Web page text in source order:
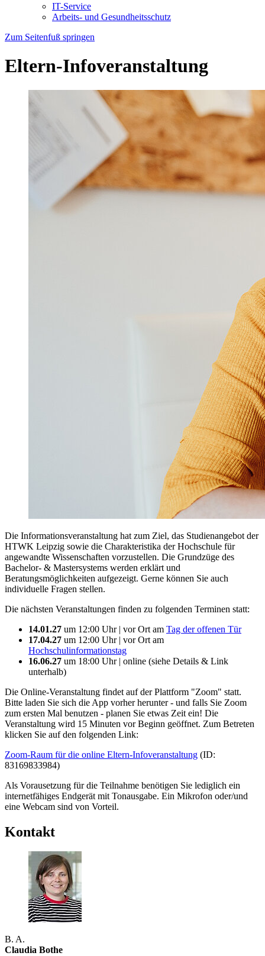
IT-Service
Arbeits- und Gesundheitsschutz
Zum Seitenfuß springen
Eltern-Infoveranstaltung
Die Informationsveranstaltung hat zum Ziel, das Studienangebot der
HTWK Leipzig sowie die Charakteristika der Hochschule für
angewandte Wissenschaften vorzustellen. Die Grundzüge des
Bachelor- & Mastersystems werden erklärt und
Beratungsmöglichkeiten aufgezeigt. Gerne können Sie auch
individuelle Fragen stellen.
Die nächsten Veranstaltungen finden zu folgenden Terminen statt:
14.01.27 um 12:00 Uhr | vor Ort am Tag der offenen Tür
17.04.27 um 12:00 Uhr | vor Ort am
Hochschulinformationstag
16.06.27 um 18:00 Uhr | online (siehe Details & Link
unterhalb)
Die Online-Veranstaltung findet auf der Plattform "Zoom" statt.
Bitte laden Sie sich die App vorher herunter - und falls Sie Zoom
zum ersten Mal benutzen - planen Sie etwas Zeit ein! Die
Veranstaltung wird 15 Minuten vor Beginn geöffnet. Zum Betreten
klicken Sie auf den folgenden Link:
Zoom-Raum für die online Eltern-Infoveranstaltung (ID:
83169833984)
Als Vorausetzung für die Teilnahme benötigen Sie lediglich ein
internetfähiges Endgerät mit Tonausgabe. Ein Mikrofon oder/und
eine Webcam sind von Vorteil.
Kontakt
B. A.
Claudia Bothe